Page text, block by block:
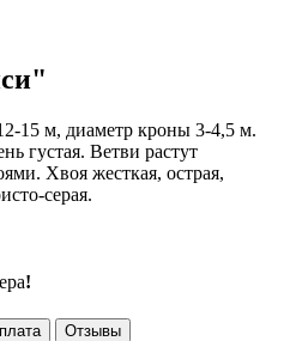
15 м, диаметр кроны 3-4,5 м.
густая. Ветви растут
Хвоя жесткая, острая,
серая.
!
Отзывы